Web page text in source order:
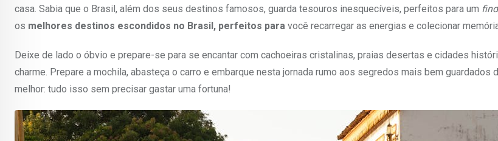
casa. Sabia que o Brasil, além dos seus destinos famosos, guarda tesouros inesquecíveis, perfeitos para um
os melhores destinos escondidos no Brasil, perfeitos para você recarregar as energias e colecionar
Deixe de lado o óbvio e prepare-se para se encantar com cachoeiras cristalinas, praias desertas e cidades
charme. Prepare a mochila, abasteça o carro e embarque nesta jornada rumo aos segredos mais bem guardados
melhor: tudo isso sem precisar gastar uma fortuna!